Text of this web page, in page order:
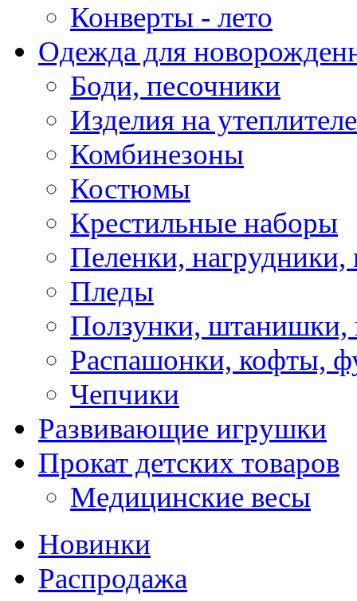
Конверты - лето
Одежда для
Боди, песочники
Изделия на утеплителе
Комбинезоны
Костюмы
Крестильные наборы
Пеленки, нагрудники,
Пледы
Ползунки, штанишки,
Распашонки, кофты,
Чепчики
Развивающие игрушки
Прокат детских товаров
Медицинские весы
Новинки
Распродажа